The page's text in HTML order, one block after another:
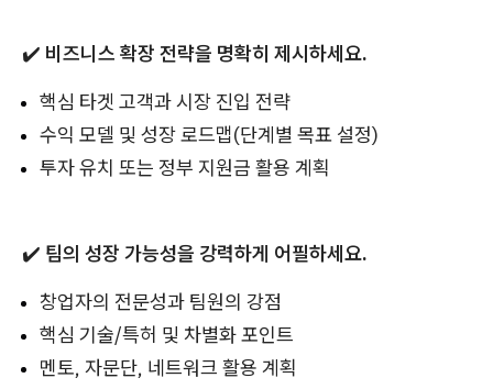
✔️ 비즈니스 확장 전략을 명확히 제시하세요.
핵심 타겟 고객과 시장 진입 전략
수익 모델 및 성장 로드맵(단계별 목표 설정)
투자 유치 또는 정부 지원금 활용 계획
✔️ 팀의 성장 가능성을 강력하게 어필하세요.
창업자의 전문성과 팀원의 강점
핵심 기술/특허 및 차별화 포인트
멘토, 자문단, 네트워크 활용 계획